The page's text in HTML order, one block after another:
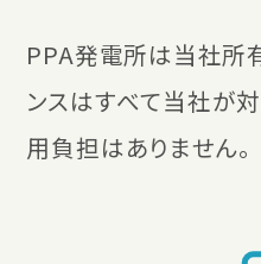
PPA発電所は当社所
ンスはすべて当社が
用負担はありません。